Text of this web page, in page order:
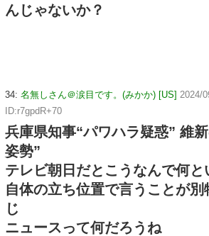
んじゃないか？
34: 名無しさん＠涙目です。(みかか) [US] 2024/
ID:r7gpdR+70
兵庫県知事“パワハラ疑惑” 維
姿勢”
テレビ朝日だとこうなんで何と
自体の立ち位置で言うことが
じ
ニュースって何だろうね